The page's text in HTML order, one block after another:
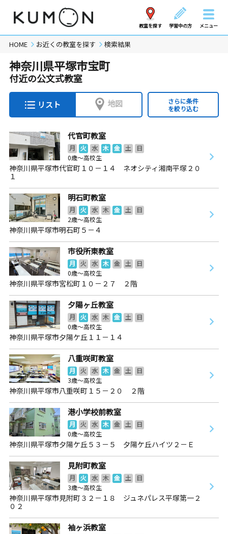
教室を探す 学習中の方 メニュー
HOME お近くの教室を探す 検索結果
神奈川県平塚市宝町
付近の公文式教室
リスト 地図
さらに条件
を絞り込む
代官町教室
月 火 水 木 金 土
日
0歳～高校生
神奈川県平塚市代官町１０－１４ ネオシティ湘南平塚２０
１
明石町教室
月 火 水 木 金 土
日
2歳～高校生
神奈川県平塚市明石町５－４
市役所東教室
月 火 水 木 金 土
日
0歳～高校生
神奈川県平塚市宮松町１０－２７ ２階
夕陽ヶ丘教室
月 火 水 木 金 土
日
0歳～高校生
神奈川県平塚市夕陽ケ丘１１－１４
八重咲町教室
月 火 水 木 金 土
日
3歳～高校生
神奈川県平塚市八重咲町１５－２０ ２階
港小学校前教室
月 火 水 木 金 土
日
0歳～高校生
神奈川県平塚市夕陽ケ丘５３－５ 夕陽ケ丘ハイツ２－Ｅ
見附町教室
月 火 水 木 金 土
日
3歳～高校生
神奈川県平塚市見附町３２－１８ ジュネパレス平塚第一２
０２
袖ヶ浜教室